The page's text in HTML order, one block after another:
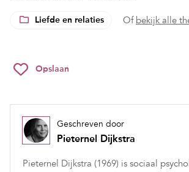
Liefde en relaties Of bekijk alle
Opslaan
Geschreven door
Pieternel Dijkstra
Pieternel Dijkstra (1969) is sociaal